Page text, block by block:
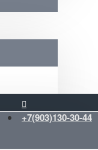
+7(903)130-30-44